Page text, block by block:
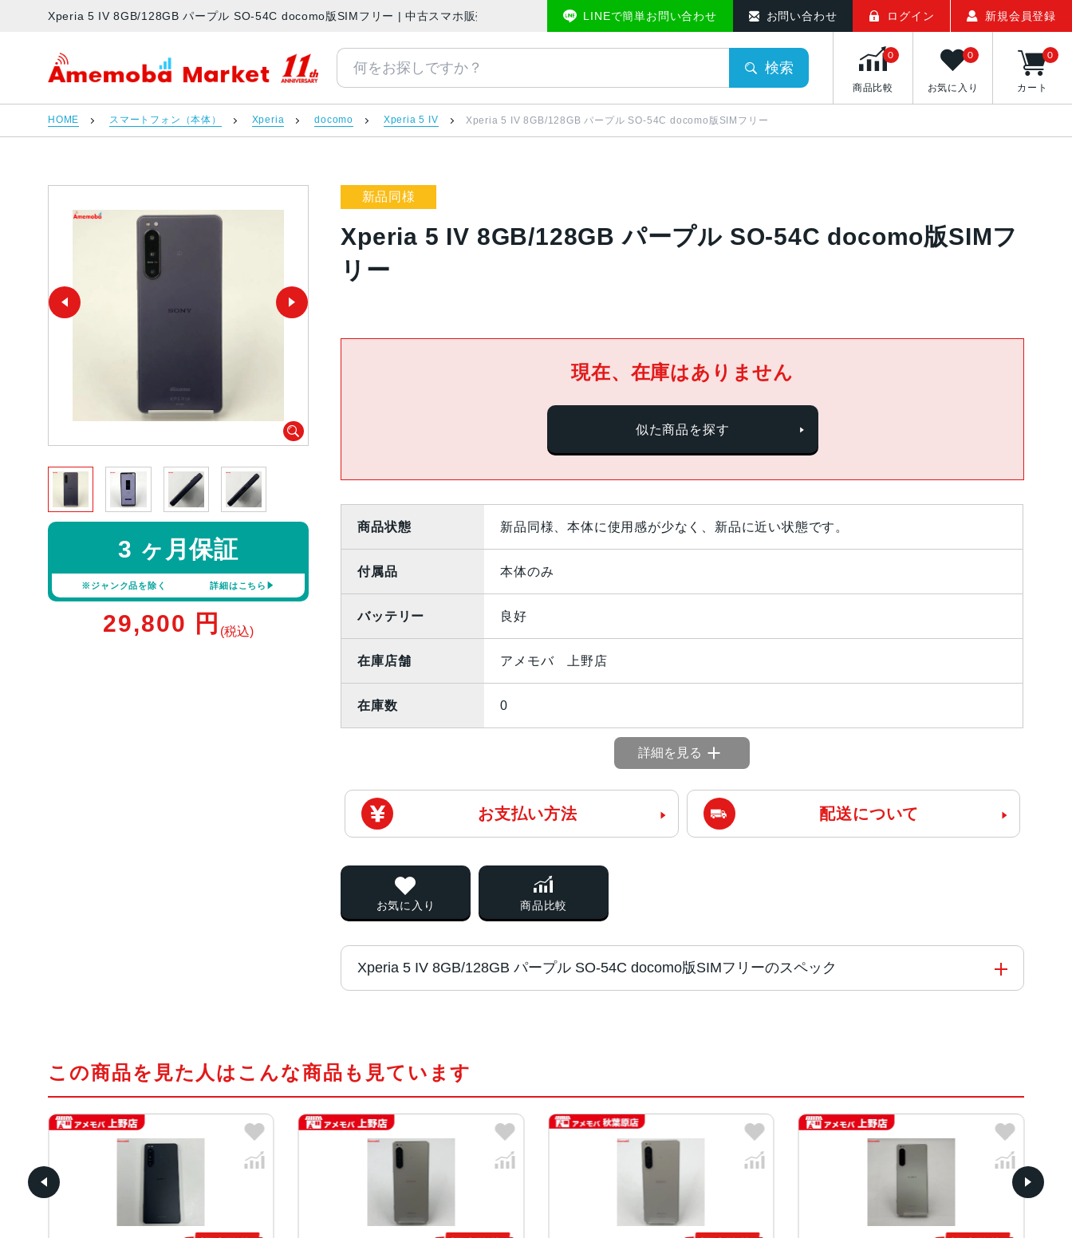
Xperia 5 IV 8GB/128GB パープル SO-54C docomo版SIMフリー | 中古スマホ販売のアメモバマーケットLINEで簡単お問い合わせ お問い合わせ ログイン 新規会員登録
アメモバマーケット
検索
商品比較
0
お気に入り
0
カート
0
HOME スマートフォン（本体） Xperia docomo Xperia 5 IV Xperia 5 IV 8GB/128GB パープル SO-54C docomo版SIMフリー
新品同様
Xperia 5 IV 8GB/128GB パープル SO-54C docomo版SIMフ
リー
3 ヶ月保証
※ジャンク品を除く 詳細はこちら
29,800 円 (税込)
現在、在庫はありません
似た商品を探す
商品状態 新品同様、本体に使用感が少なく、新品に近い状態です。
付属品 本体のみ
バッテリー 良好
在庫店舗 アメモバ 上野店
在庫数 0
詳細を見る
お支払い方法 配送について
お気に入り 商品比較
Xperia 5 IV 8GB/128GB パープル SO-54C docomo版SIMフリーのスペック
カラー ブラック、エクリュホワイト、グリーン、ブルー、パープル
サイズ・重さ 67x156x8.2mm・172g
アウトカメラ
16mm(超広角)：約1220万画素
この商品を見た人はこんな商品も見ています